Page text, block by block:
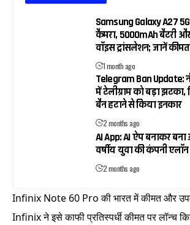
Samsung Galaxy A27
कैमरा, 5000mAh बैटरी
वॉइस ट्रांसलेशन; जानें
1 month ago
Telegram Ban Update:
में टेलीग्राम को बड़ा झटका,
बैन हटाने से किया इनकार
2 months ago
AI App: AI ऐप बनाकर बना
वर्षीय युवा की कंपनी
2 months ago
Infinix Note 60 Pro की भारत में कीमत और
Infinix ने इसे काफी प्रतिस्पर्धी कीमत पर लॉन्च